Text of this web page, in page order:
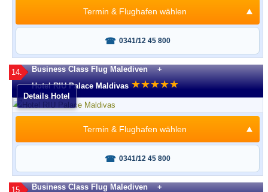
0341/12 45 800
Termin & Flughafen wählen
14.
Business Class Flug Malediven +
Hotel RIU Palace Maldivas ★★★★★
Details Hotel
0341/12 45 800
Termin & Flughafen wählen
15.
Business Class Flug Malediven +